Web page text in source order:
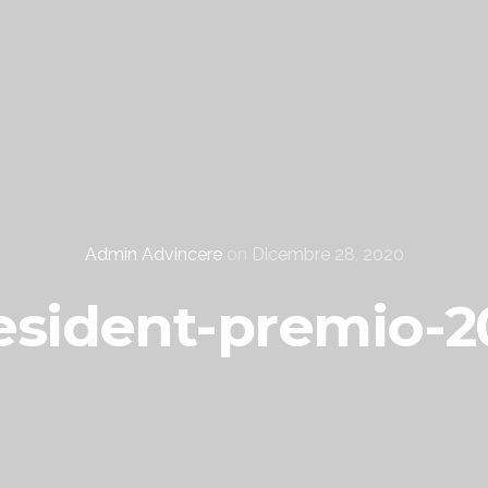
Admin Advincereon Dicembre 28, 2020
premio-